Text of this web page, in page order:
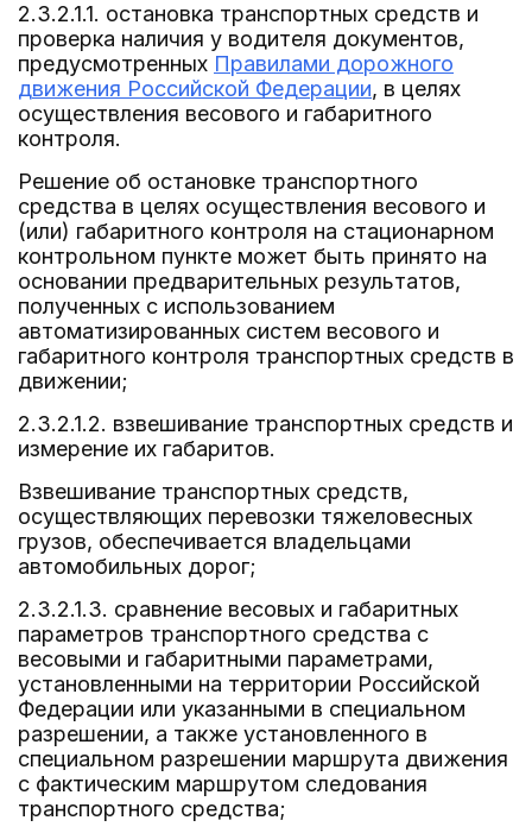
2.3.2.1.1. остановка транспортных средств и
проверка наличия у водителя документов,
предусмотренных Правилами дорожного
движения Российской Федерации, в целях
осуществления весового и габаритного
контроля.
Решение об остановке транспортного
средства в целях осуществления весового и
(или) габаритного контроля на стационарном
контрольном пункте может быть принято на
основании предварительных результатов,
полученных с использованием
автоматизированных систем весового и
габаритного контроля транспортных средств в
движении;
2.3.2.1.2. взвешивание транспортных средств и
измерение их габаритов.
Взвешивание транспортных средств,
осуществляющих перевозки тяжеловесных
грузов, обеспечивается владельцами
автомобильных дорог;
2.3.2.1.3. сравнение весовых и габаритных
параметров транспортного средства с
весовыми и габаритными параметрами,
установленными на территории Российской
Федерации или указанными в специальном
разрешении, а также установленного в
специальном разрешении маршрута движения
с фактическим маршрутом следования
транспортного средства;